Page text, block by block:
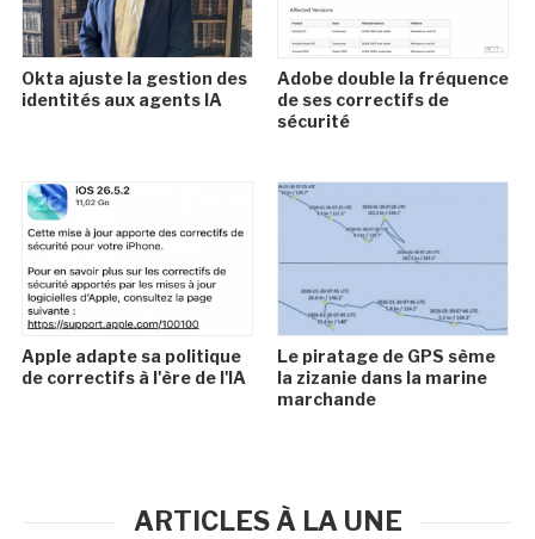
Okta ajuste la gestion des
identités aux agents IA
Adobe double la fréquence
de ses correctifs de
sécurité
Apple adapte sa politique
de correctifs à l'ère de l'IA
Le piratage de GPS sème
la zizanie dans la marine
marchande
ARTICLES À LA UNE